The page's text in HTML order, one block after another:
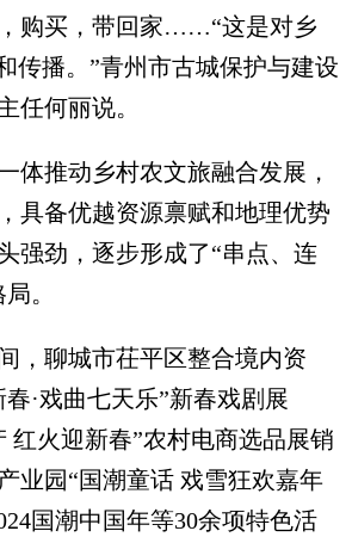
购买，带回家……“这是对乡
传播。”青州市古城保护与建设
任何丽说。
推动乡村农文旅融合发展，
具备优越资源禀赋和地理优势
强劲，逐步形成了“串点、连
。
聊城市茌平区整合境内资
·戏曲七天乐”新春戏剧展
红火迎新春”农村电商选品展销
业园“国潮童话 戏雪狂欢嘉年
国潮中国年等30余项特色活